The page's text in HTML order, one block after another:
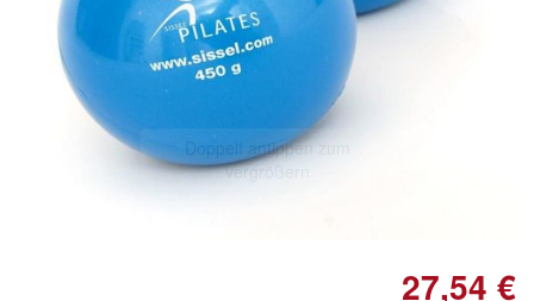
Doppelt antippen zum
vergrößern
27,54 €